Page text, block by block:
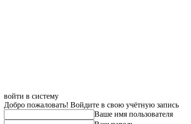
войти в систему
Добро пожаловать! Войдите в свою учётную запись
Ваше имя пользователя